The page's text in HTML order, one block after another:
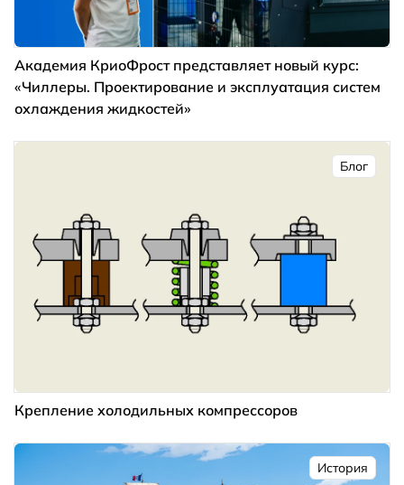
Академия КриоФрост представляет новый курс:
«Чиллеры. Проектирование и эксплуатация систем
охлаждения жидкостей»
Блог
Крепление холодильных компрессоров
История